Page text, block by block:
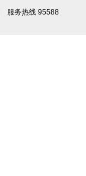
| 服务热线 95588